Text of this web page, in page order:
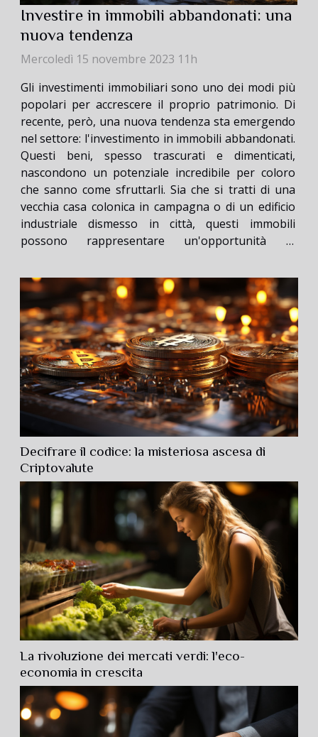
Investire in immobili abbandonati: una
nuova tendenza
Mercoledì 15 novembre 2023 11h
Gli investimenti immobiliari sono uno dei modi più
popolari per accrescere il proprio patrimonio. Di
recente, però, una nuova tendenza sta emergendo
nel settore: l'investimento in immobili abbandonati.
Questi beni, spesso trascurati e dimenticati,
nascondono un potenziale incredibile per coloro
che sanno come sfruttarli. Sia che si tratti di una
vecchia casa colonica in campagna o di un edificio
industriale dismesso in città, questi immobili
possono rappresentare un'opportunità di
esploreremo più in profondità questa tendenza
emergente, discutendo...
Decifrare il codice: la misteriosa ascesa di
Criptovalute
La rivoluzione dei mercati verdi: l'eco-
economia in crescita